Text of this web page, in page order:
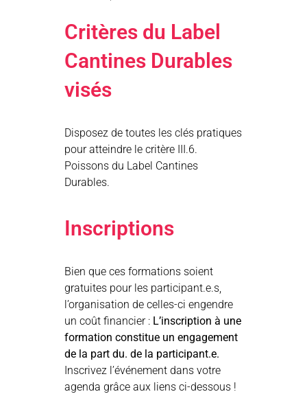
Critères du Label
Cantines Durables
visés
Disposez de toutes les clés pratiques
pour atteindre le critère III.6.
Poissons du Label Cantines
Durables.
Inscriptions
Bien que ces formations soient
gratuites pour les participant.e.s,
l’organisation de celles-ci engendre
un coût financier : L’inscription à une
formation constitue un engagement
de la part du. de la participant.e.
Inscrivez l’événement dans votre
agenda grâce aux liens ci-dessous !